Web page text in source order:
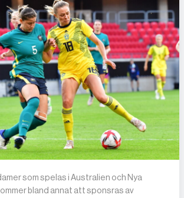
som spelas i Australien och Nya
bland annat att sponsras av